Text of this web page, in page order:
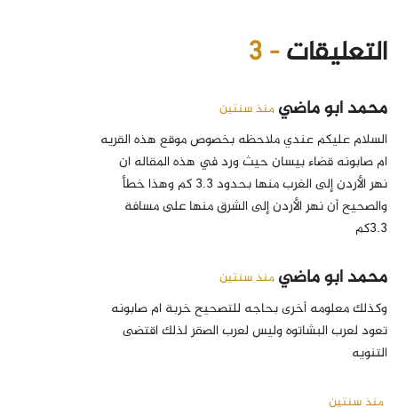
التعليقات- 3
محمد ابو ماضي منذ سنتين
السلام عليكم عندي ملاحظه بخصوص موقع هذه القريه
ام صابونه قضاء بيسان حيث ورد في هذه المقاله ان
نهر الأردن إلى الغرب منها بحدود 3.3 كم وهذا خطأ
والصحيح أن نهر الأردن إلى الشرق منها على مسافة
3.3كم
محمد ابو ماضي منذ سنتين
وكذلك معلومه أخرى بحاجه للتصحيح خربة ام صابونه
تعود لعرب البشاتوه وليس لعرب الصقر لذلك اقتضى
التنويه
منذ سنتين